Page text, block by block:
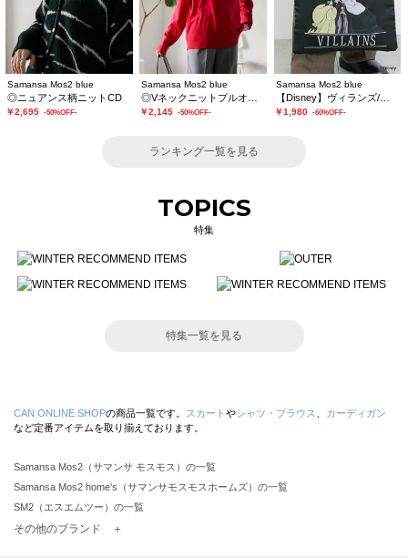
Samansa Mos2 blue
◎ニュアンス柄ニットCD
￥2,695 -50%OFF-
Samansa Mos2 blue
￥2,145 -50%OFF-
Samansa Mos2 blue
【Disney】ヴィランズ/トートバッグ
￥1,980 -60%OFF-
ランキング一覧を見る
TOPICS
特集
特集一覧を見る
CAN ONLINE SHOPの商品一覧です。 スカート やシャツ・ブラウス
カーディガン
など定番アイテムを取り揃えております。
Samansa Mos2（サマンサ モスモス）の一覧
Samansa Mos2 home's（サマンサモスモスホームズ）の一覧
SM2（エスエムツー）の一覧
TSUHARU by Samansa Mos2（ツハルバイサマンサモスモス）の一覧
その他のブランド ＋